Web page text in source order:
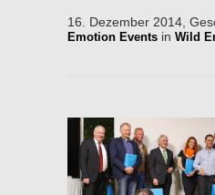
16. Dezember 2014,
Emotion Events in Wild